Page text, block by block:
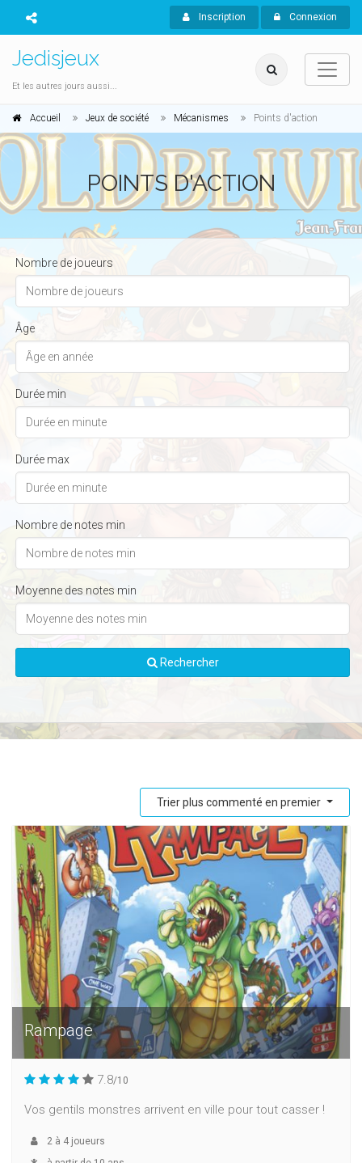
Inscription Connexion
Jedisjeux
Et les autres jours aussi...
Accueil Jeux de société Mécanismes Points d'action
POINTS D'ACTION
Nombre de joueurs
Âge
Durée min
Durée max
Nombre de notes min
Moyenne des notes min
Rechercher
Trier plus commenté en premier
Rampage
7.8/10
Vos gentils monstres arrivent en ville pour tout casser !
2 à 4 joueurs